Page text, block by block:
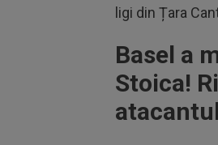
ligi din Țara
Basel a
Stoica!